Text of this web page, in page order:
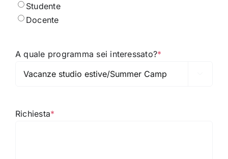
Studente
Docente
A quale programma sei interessato?*
Richiesta*